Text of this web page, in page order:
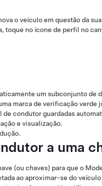
o veículo em questão da
toque no ícone de perfil no
um subconjunto de
marca de verificação
condutor guardadas
e visualização.
a uma
(ou chaves) para que o
ao aproximar-se do